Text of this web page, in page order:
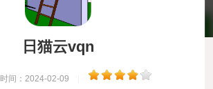
日猫云vqn
时间：2024-02-09